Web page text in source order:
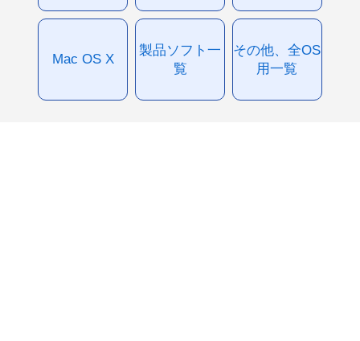
Mac OS X
製品ソフト一
覧
その他、全OS
用一覧